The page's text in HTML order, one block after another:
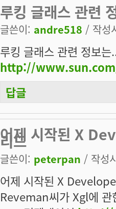
루킹 글래스 관련
글쓴이: andre518 / 작성
루킹 글래스 관련 정보
http://
답글
어제 시작된 X
리드
글쓴이: peterpan / 작성
어제 시작된 X
Reveman씨가 Xgl에 관